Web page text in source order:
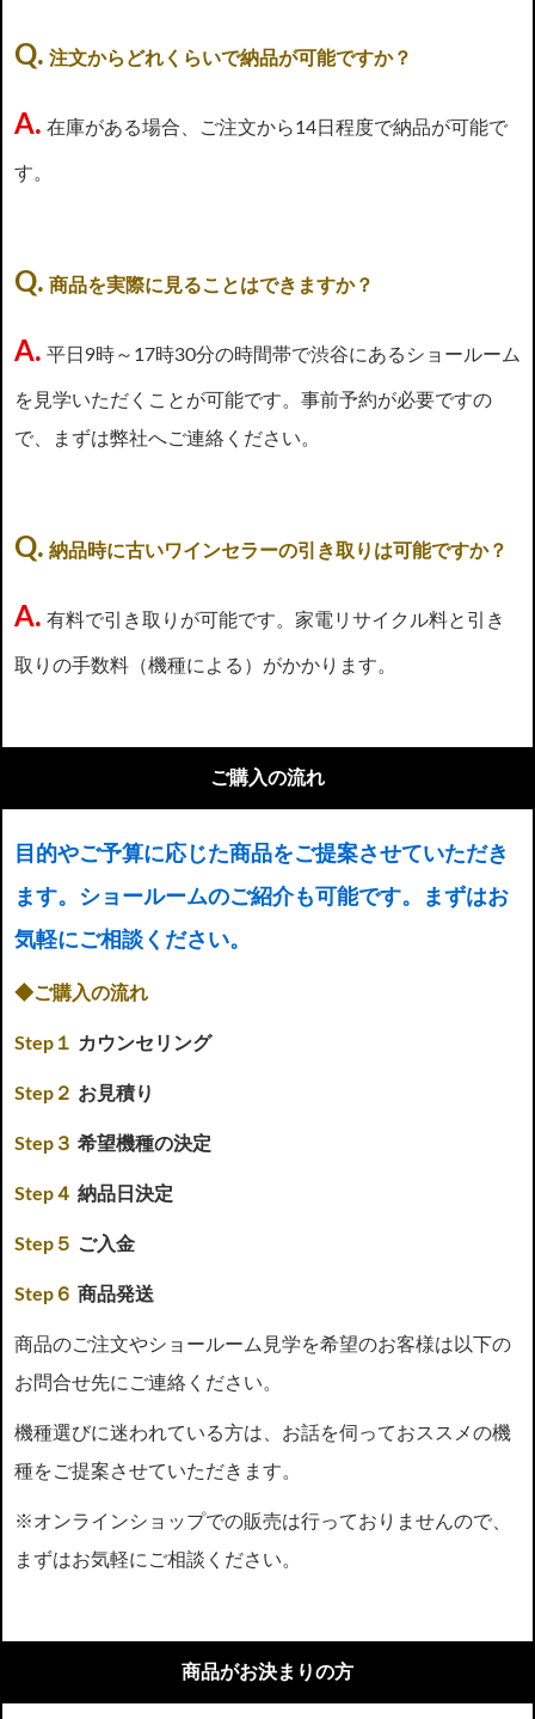
Q. 注文からどれくらいで納品が可能ですか？
A. 在庫がある場合、ご注文から14日程度で納品が可能で
す。
Q. 商品を実際に見ることはできますか？
A. 平日9時～17時30分の時間帯で渋谷にあるショールーム
を見学いただくことが可能です。事前予約が必要ですの
で、まずは弊社へご連絡ください。
Q. 納品時に古いワインセラーの引き取りは可能ですか？
A. 有料で引き取りが可能です。家電リサイクル料と引き
取りの手数料（機種による）がかかります。
ご購入の流れ
目的やご予算に応じた商品をご提案させていただき
ます。ショールームのご紹介も可能です。まずはお
気軽にご相談ください。
◆ご購入の流れ
Step１ カウンセリング
Step２ お見積り
Step３ 希望機種の決定
Step４ 納品日決定
Step５ ご入金
Step６ 商品発送
商品のご注文やショールーム見学を希望のお客様は以下の
お問合せ先にご連絡ください。
機種選びに迷われている方は、お話を伺っておススメの機
種をご提案させていただきます。
※オンラインショップでの販売は行っておりませんので、
まずはお気軽にご相談ください。
商品がお決まりの方